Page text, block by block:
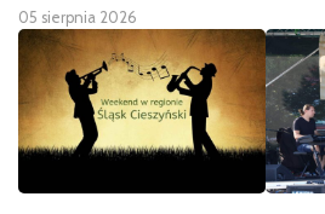
05 sierpnia 2026